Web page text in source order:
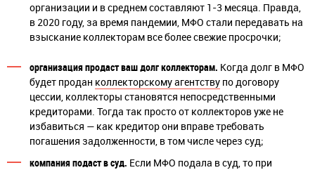
организации и в среднем составляют 1-3 месяца. Правда,
в 2020 году, за время пандемии, МФО стали передавать на
взыскание коллекторам все более свежие просрочки;
организация продаст ваш долг коллекторам. Когда долг в МФО
будет продан коллекторскому агентству по договору
цессии, коллекторы становятся непосредственными
кредиторами. Тогда так просто от коллекторов уже не
избавиться — как кредитор они вправе требовать
погашения задолженности, в том числе через суд;
компания подаст в суд. Если МФО подала в суд, то при